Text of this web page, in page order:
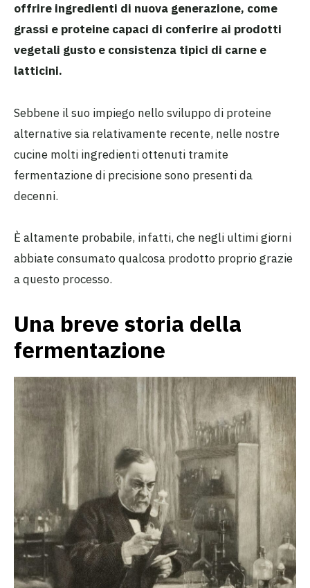
offrire ingredienti di nuova generazione, come
grassi e proteine capaci di conferire ai prodotti
vegetali gusto e consistenza tipici di carne e
latticini.
Sebbene il suo impiego nello sviluppo di proteine
alternative sia relativamente recente, nelle nostre
cucine molti ingredienti ottenuti tramite
fermentazione di precisione sono presenti da
decenni.
È altamente probabile, infatti, che negli ultimi giorni
abbiate consumato qualcosa prodotto proprio grazie
a questo processo.
Una breve storia della
fermentazione